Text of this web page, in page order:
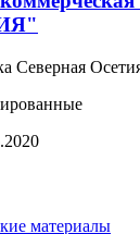
Северная
материалы